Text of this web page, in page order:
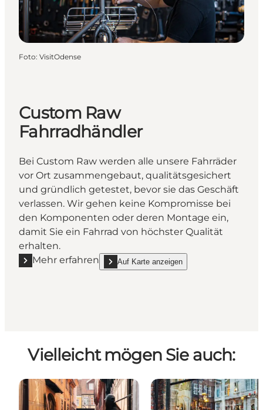
Foto: VisitOdense
Custom Raw
Fahrradhändler
Bei Custom Raw werden alle unsere Fahrräder
vor Ort zusammengebaut, qualitätsgesichert
und gründlich getestet, bevor sie das Geschäft
verlassen. Wir gehen keine Kompromisse bei
den Komponenten oder deren Montage ein,
damit Sie ein Fahrrad von höchster Qualität
erhalten.
Mehr erfahren
Mehr erfahren "Custom Raw Fahrradhändler"
Auf Karte anzeigen
show Custom Raw Fahrradhändler on_map
Vielleicht mögen Sie auch: